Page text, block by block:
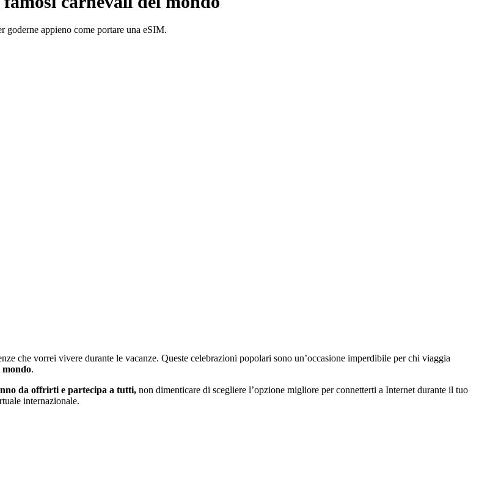
appieno come portare una eSIM.
che vorrei vivere durante le vacanze. Queste celebrazioni popolari sono un’occasione imperdibile per chi viaggia
mondo.
da offrirti e partecipa a tutti, non dimenticare di scegliere l’opzione migliore per connetterti a Internet durante il tuo
internazionale.